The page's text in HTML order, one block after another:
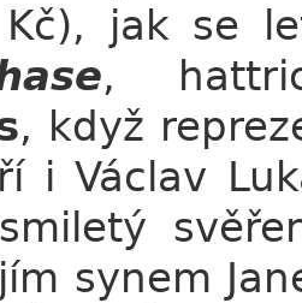
jak se
,
, když
i Václav
synem